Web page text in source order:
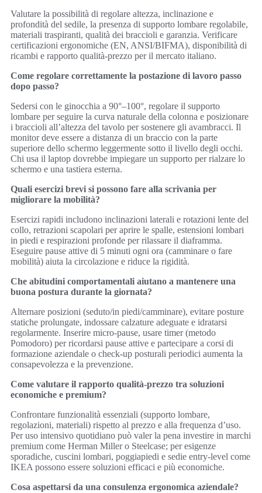
Valutare la possibilità di regolare altezza, inclinazione e
profondità del sedile, la presenza di supporto lombare regolabile,
materiali traspiranti, qualità dei braccioli e garanzia. Verificare
certificazioni ergonomiche (EN, ANSI/BIFMA), disponibilità di
ricambi e rapporto qualità-prezzo per il mercato italiano.
Come regolare correttamente la postazione di lavoro passo
dopo passo?
Sedersi con le ginocchia a 90°–100°, regolare il supporto
lombare per seguire la curva naturale della colonna e posizionare
i braccioli all’altezza del tavolo per sostenere gli avambracci. Il
monitor deve essere a distanza di un braccio con la parte
superiore dello schermo leggermente sotto il livello degli occhi.
Chi usa il laptop dovrebbe impiegare un supporto per rialzare lo
schermo e una tastiera esterna.
Quali esercizi brevi si possono fare alla scrivania per
migliorare la mobilità?
Esercizi rapidi includono inclinazioni laterali e rotazioni lente del
collo, retrazioni scapolari per aprire le spalle, estensioni lombari
in piedi e respirazioni profonde per rilassare il diaframma.
Eseguire pause attive di 5 minuti ogni ora (camminare o fare
mobilità) aiuta la circolazione e riduce la rigidità.
Che abitudini comportamentali aiutano a mantenere una
buona postura durante la giornata?
Alternare posizioni (seduto/in piedi/camminare), evitare posture
statiche prolungate, indossare calzature adeguate e idratarsi
regolarmente. Inserire micro-pause, usare timer (metodo
Pomodoro) per ricordarsi pause attive e partecipare a corsi di
formazione aziendale o check-up posturali periodici aumenta la
consapevolezza e la prevenzione.
Come valutare il rapporto qualità-prezzo tra soluzioni
economiche e premium?
Confrontare funzionalità essenziali (supporto lombare,
regolazioni, materiali) rispetto al prezzo e alla frequenza d’uso.
Per uso intensivo quotidiano può valer la pena investire in marchi
premium come Herman Miller o Steelcase; per esigenze
sporadiche, cuscini lombari, poggiapiedi e sedie entry-level come
IKEA possono essere soluzioni efficaci e più economiche.
Cosa aspettarsi da una consulenza ergonomica aziendale?